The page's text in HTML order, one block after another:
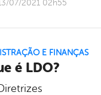
07/2021 02h55
E FINANÇAS
é LDO?